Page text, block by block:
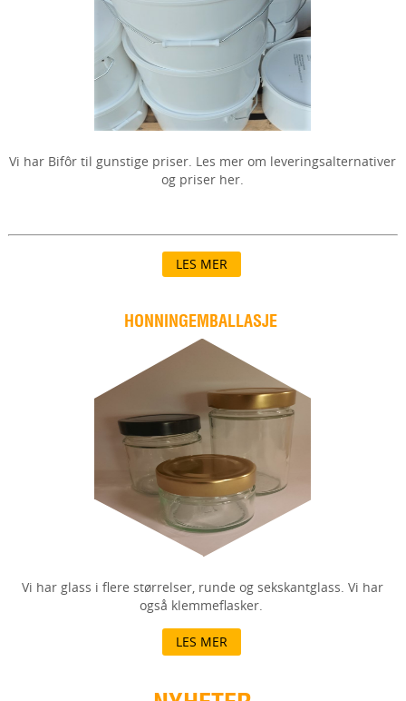
Vi har Bifôr til gunstige priser. Les mer om leveringsalternativer
og priser her.
LES MER
HONNINGEMBALLASJE
Vi har glass i flere størrelser, runde og sekskantglass. Vi har
også klemmeflasker.
LES MER